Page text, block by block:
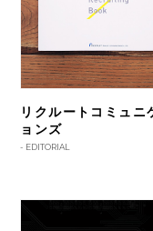
リクルートコミュニ
ョンズ
- EDITORIAL